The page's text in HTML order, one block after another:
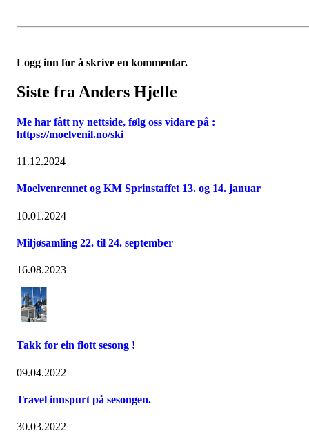
Logg inn for å skrive en kommentar.
Siste fra Anders Hjelle
Me har fått ny nettside, følg oss vidare på :
https://moelvenil.no/ski
11.12.2024
Moelvenrennet og KM Sprinstaffet 13. og 14. januar
10.01.2024
Miljøsamling 22. til 24. september
16.08.2023
Takk for ein flott sesong !
09.04.2022
Travel innspurt på sesongen.
30.03.2022